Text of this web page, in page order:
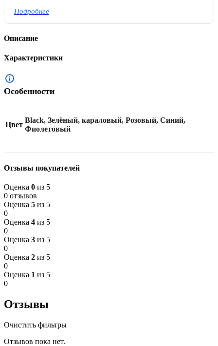
Подробнее
Описание
Характеристики
Особенности
Цвет
Black, Зелёный, караловый, Розовый, Синий,
Фиолетовый
Отзывы покупателей
Оценка 0 из 5
0 отзывов
Оценка 5 из 5
0
Оценка 4 из 5
0
Оценка 3 из 5
0
Оценка 2 из 5
0
Оценка 1 из 5
0
Отзывы
Очистить фильтры
Отзывов пока нет.